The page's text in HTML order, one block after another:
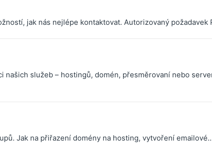
jak nás nejlépe kontaktovat. Autorizovaný požadavek
služeb – hostingů, domén, přesměrovaní nebo
Jak na přiřazení domény na hosting, vytvoření